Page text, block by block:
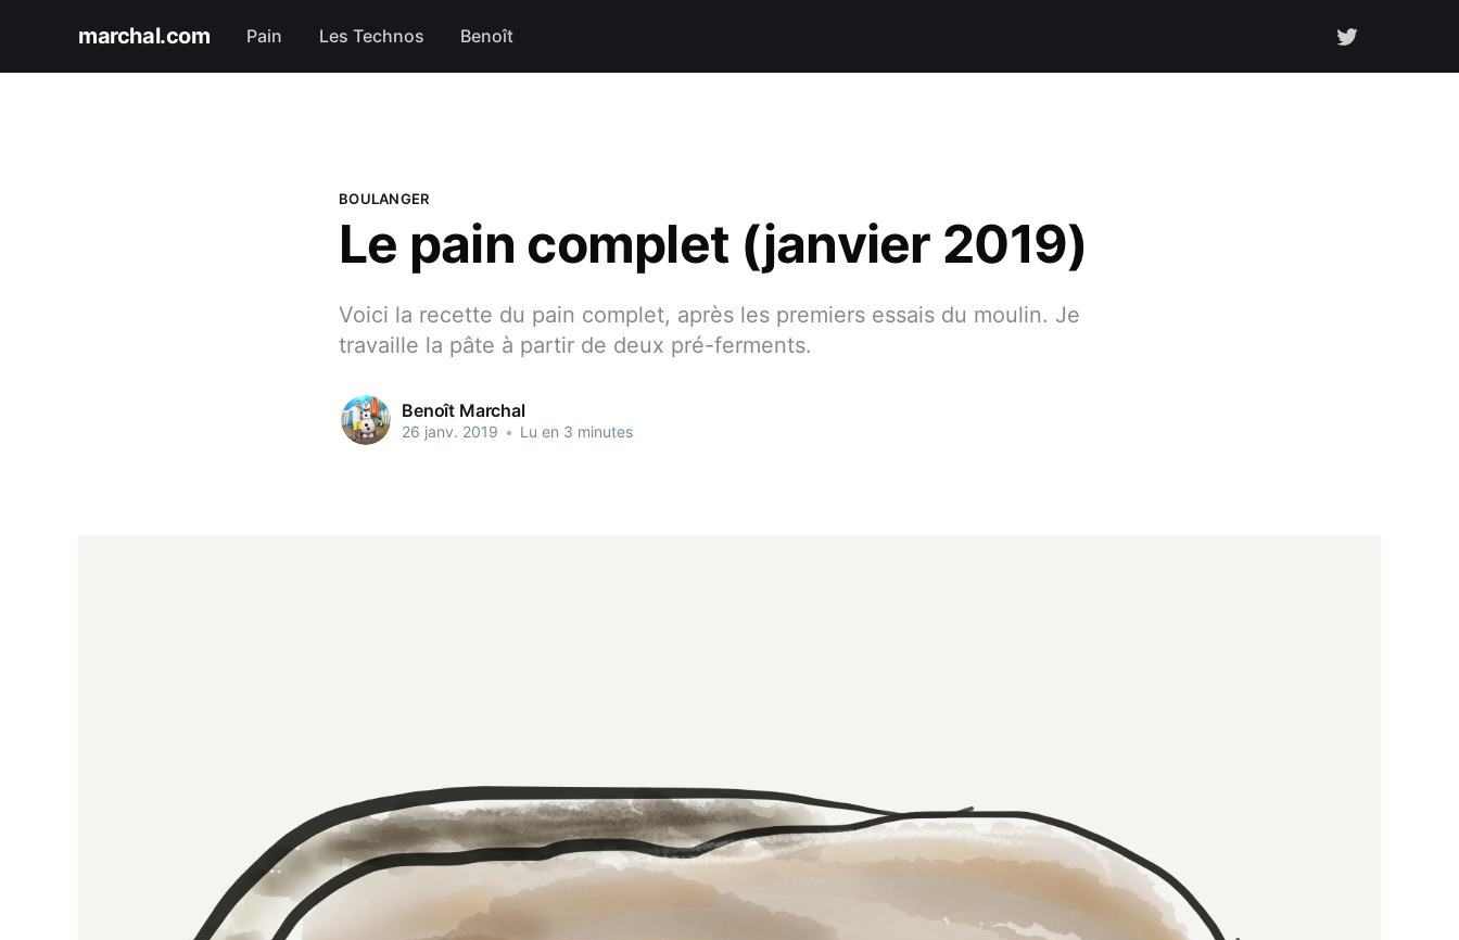
marchal.com Pain Les Technos Benoît
BOULANGER
Le pain complet (janvier 2019)
Voici la recette du pain complet, après les premiers essais du moulin. Je
travaille la pâte à partir de deux pré-ferments.
Benoît Marchal
26 janv. 2019 • Lu en 3 minutes